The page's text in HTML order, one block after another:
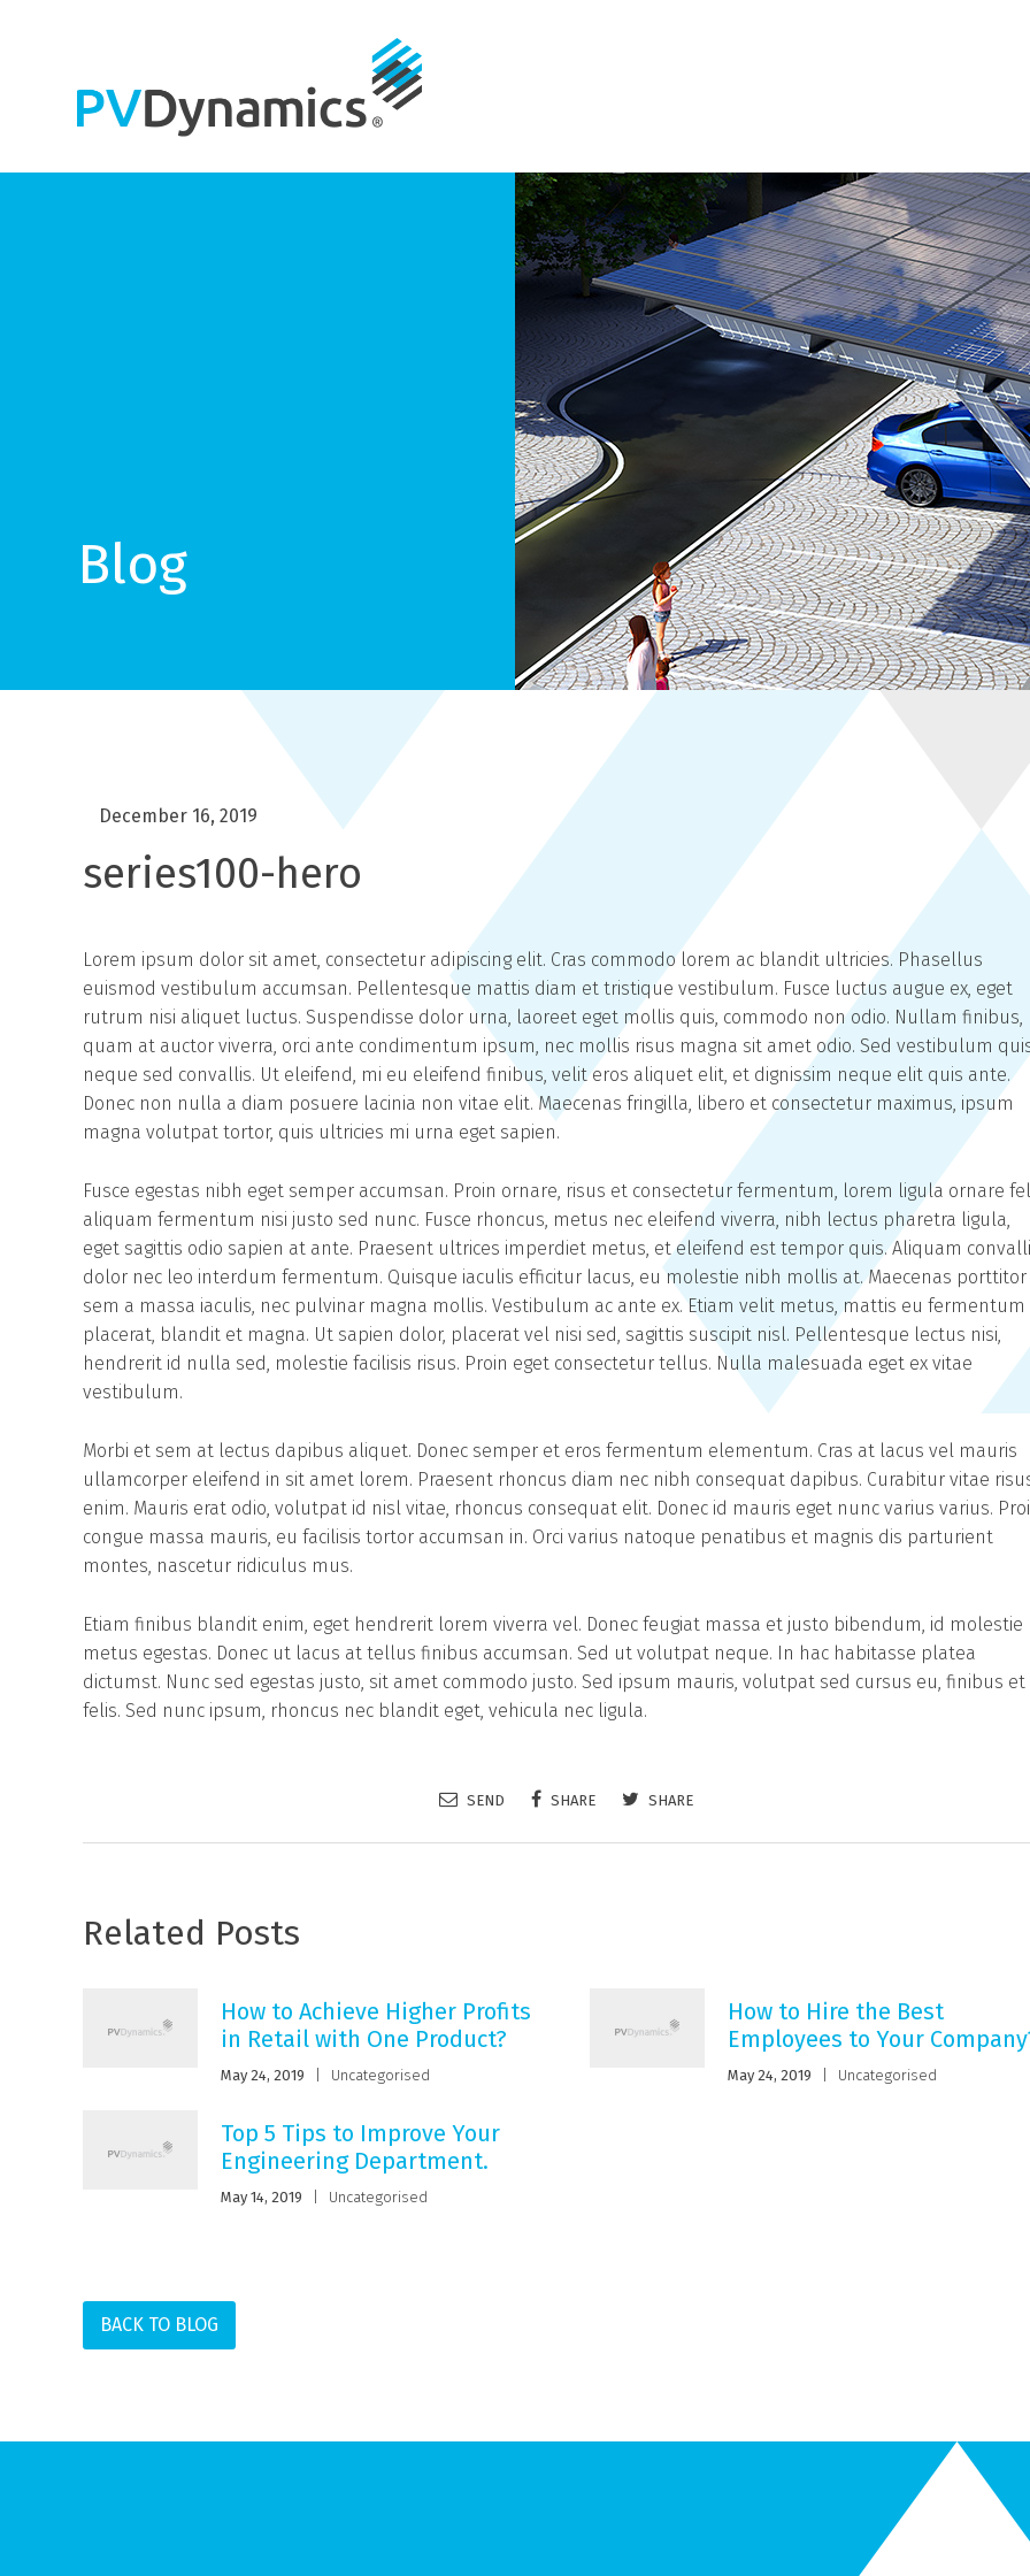
Blog
December 16, 2019
series100-hero
Lorem ipsum dolor sit amet, consectetur adipiscing elit. Cras commodo lorem ac blandit ultricies. Phasellus
euismod vestibulum accumsan. Pellentesque mattis diam et tristique vestibulum. Fusce luctus augue ex, eget
rutrum nisi aliquet luctus. Suspendisse dolor urna, laoreet eget mollis quis, commodo non odio. Nullam finibus,
quam at auctor viverra, orci ante condimentum ipsum, nec mollis risus magna sit amet odio. Sed vestibulum
neque sed convallis. Ut eleifend, mi eu eleifend finibus, velit eros aliquet elit, et dignissim neque elit quis ante.
Donec non nulla a diam posuere lacinia non vitae elit. Maecenas fringilla, libero et consectetur maximus, ipsum
magna volutpat tortor, quis ultricies mi urna eget sapien.
Fusce egestas nibh eget semper accumsan. Proin ornare, risus et consectetur fermentum, lorem ligula ornare
aliquam fermentum nisi justo sed nunc. Fusce rhoncus, metus nec eleifend viverra, nibh lectus pharetra ligula,
eget sagittis odio sapien at ante. Praesent ultrices imperdiet metus, et eleifend est tempor quis. Aliquam
dolor nec leo interdum fermentum. Quisque iaculis efficitur lacus, eu molestie nibh mollis at. Maecenas porttitor
sem a massa iaculis, nec pulvinar magna mollis. Vestibulum ac ante ex. Etiam velit metus, mattis eu fermentum
placerat, blandit et magna. Ut sapien dolor, placerat vel nisi sed, sagittis suscipit nisl. Pellentesque lectus nisi,
hendrerit id nulla sed, molestie facilisis risus. Proin eget consectetur tellus. Nulla malesuada eget ex vitae
vestibulum.
Morbi et sem at lectus dapibus aliquet. Donec semper et eros fermentum elementum. Cras at lacus vel mauris
ullamcorper eleifend in sit amet lorem. Praesent rhoncus diam nec nibh consequat dapibus. Curabitur vitae
enim. Mauris erat odio, volutpat id nisl vitae, rhoncus consequat elit. Donec id mauris eget nunc varius varius.
congue massa mauris, eu facilisis tortor accumsan in. Orci varius natoque penatibus et magnis dis parturient
montes, nascetur ridiculus mus.
Etiam finibus blandit enim, eget hendrerit lorem viverra vel. Donec feugiat massa et justo bibendum, id molestie
metus egestas. Donec ut lacus at tellus finibus accumsan. Sed ut volutpat neque. In hac habitasse platea
dictumst. Nunc sed egestas justo, sit amet commodo justo. Sed ipsum mauris, volutpat sed cursus eu, finibus et
felis. Sed nunc ipsum, rhoncus nec blandit eget, vehicula nec ligula.
SEND SHARE SHARE
Related Posts
How to Achieve Higher Profits
in Retail with One Product?
May 24, 2019 Uncategorised
How to Hire the Best
Employees to Your
May 24, 2019 Uncategorised
Top 5 Tips to Improve Your
Engineering Department.
May 14, 2019 Uncategorised
BACK TO BLOG